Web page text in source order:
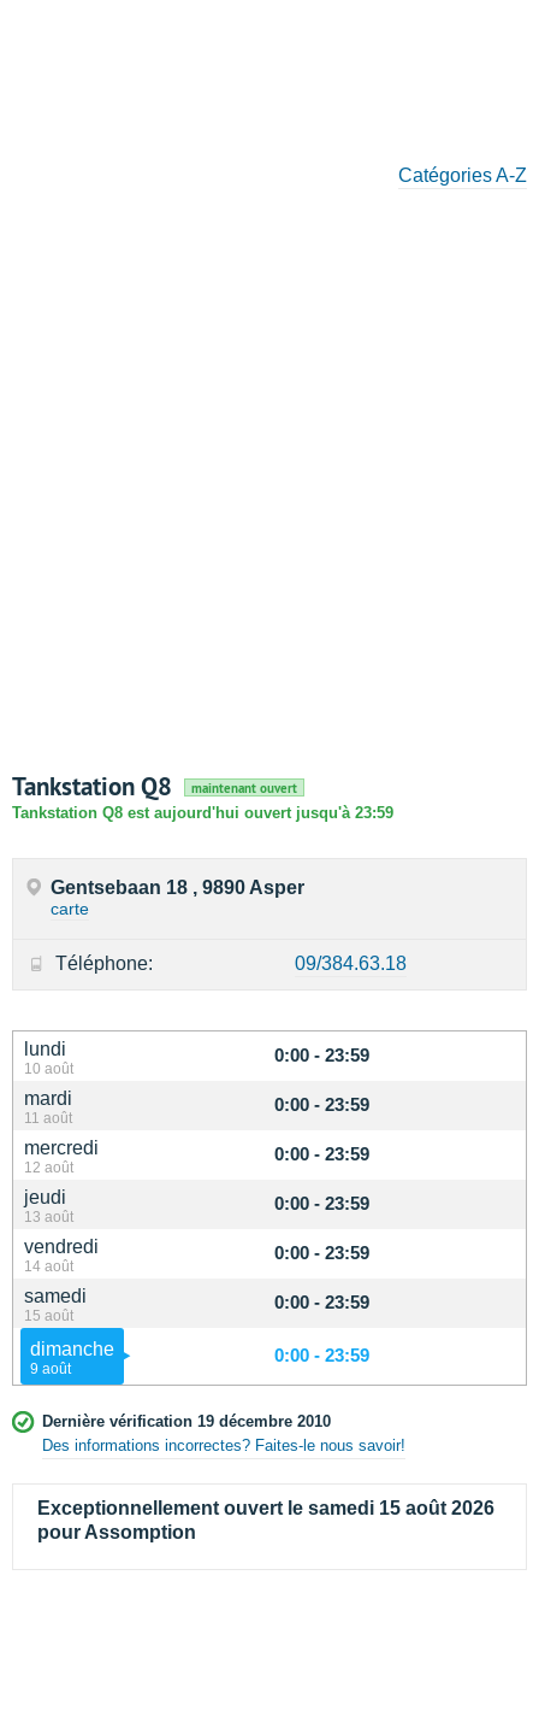
Catégories A-Z
Tankstation Q8 maintenant ouvert
Tankstation Q8 est aujourd'hui ouvert jusqu'à 23:59
lundi
10 août
0:00 - 23:59
mardi
11 août
0:00 - 23:59
mercredi
12 août
0:00 - 23:59
jeudi
13 août
0:00 - 23:59
vendredi
14 août
0:00 - 23:59
samedi
15 août
0:00 - 23:59
dimanche
9 août
0:00 - 23:59
Dernière vérification 19 décembre 2010
Des informations incorrectes? Faites-le nous savoir!
Exceptionnellement ouvert le samedi 15 août 2026
pour Assomption
Gentsebaan 18 , 9890 Asper
carte
Téléphone: 09/384.63.18